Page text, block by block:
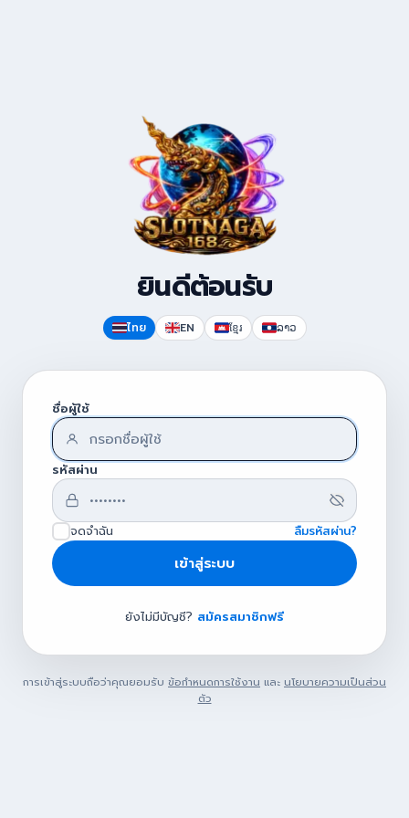
ยินดีต้อนรับ
ไทย EN ខ្មែរ ລາວ
ชื่อผู้ใช้
รหัสผ่าน
จดจำฉัน ลืมรหัสผ่าน?
เข้าสู่ระบบ
ยังไม่มีบัญชี? สมัครสมาชิกฟรี
การเข้าสู่ระบบถือว่าคุณยอมรับ ข้อกำหนดการใช้งาน และ นโยบายความเป็นส่วน
ตัว